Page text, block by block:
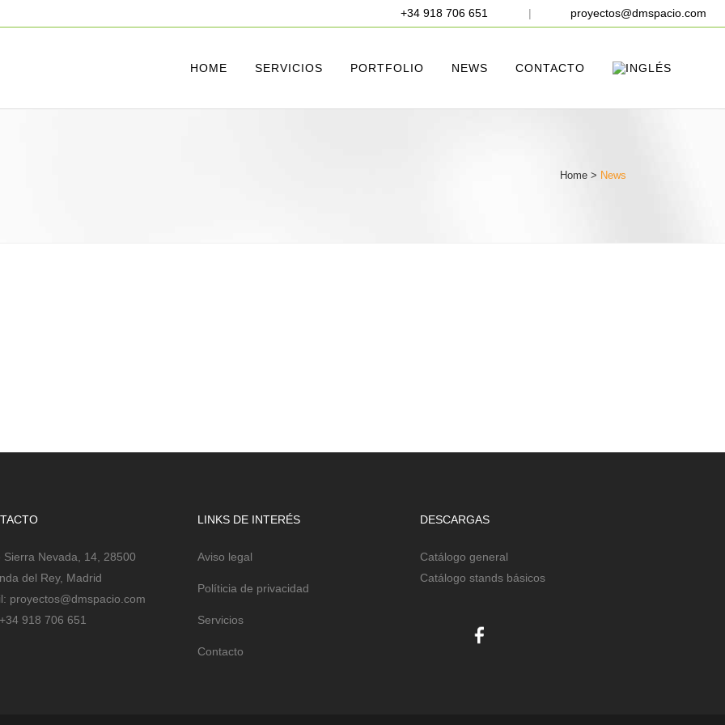
+34 918 706 651 | proyectos@dmspacio.com
HOME SERVICIOS PORTFOLIO NEWS CONTACTO
Home > News
Sierra Nevada, 14, 28500
del Rey, Madrid
proyectos@dmspacio.com
+34 918 706 651
LINKS DE INTERÉS
Aviso legal
Políticia de privacidad
Servicios
Contacto
DESCARGAS
Catálogo general
Catálogo stands básicos